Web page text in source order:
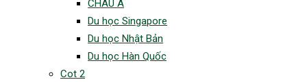
CHÂU Á
Du học Singapore
Du học Nhật Bản
Du học Hàn Quốc
Cot 2